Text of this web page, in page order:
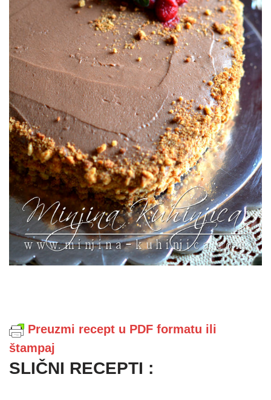
Preuzmi recept u PDF formatu ili
štampaj
SLIČNI RECEPTI :